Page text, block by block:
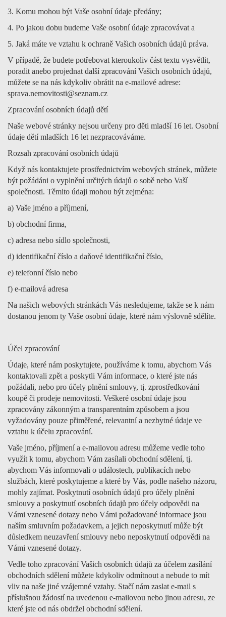
3. Komu mohou být Vaše osobní údaje předány;
4. Po jakou dobu budeme Vaše osobní údaje zpracovávat a
5. Jaká máte ve vztahu k ochraně Vašich osobních údajů práva.
V případě, že budete potřebovat kteroukoliv část textu vysvětlit,
poradit anebo projednat další zpracování Vašich osobních údajů,
můžete se na nás kdykoliv obrátit na e-mailové adrese:
sprava.nemovitosti@seznam.cz
Zpracování osobních údajů dětí
Naše webové stránky nejsou určeny pro děti mladší 16 let. Osobní
údaje dětí mladších 16 let nezpracováváme.
Rozsah zpracování osobních údajů
Když nás kontaktujete prostřednictvím webových stránek, můžete
být požádáni o vyplnění určitých údajů o sobě nebo Vaší
společnosti. Těmito údaji mohou být zejména:
a) Vaše jméno a příjmení,
b) obchodní firma,
c) adresa nebo sídlo společnosti,
d) identifikační číslo a daňové identifikační číslo,
e) telefonní číslo nebo
f) e-mailová adresa
Na našich webových stránkách Vás nesledujeme, takže se k nám
dostanou jenom ty Vaše osobní údaje, které nám výslovně sdělíte.
Účel zpracování
Údaje, které nám poskytujete, používáme k tomu, abychom Vás
kontaktovali zpět a poskytli Vám informace, o které jste nás
požádali, nebo pro účely plnění smlouvy, tj. zprostředkování
koupě či prodeje nemovitosti. Veškeré osobní údaje jsou
zpracovány zákonným a transparentním způsobem a jsou
vyžadovány pouze přiměřené, relevantní a nezbytné údaje ve
vztahu k účelu zpracování.
Vaše jméno, příjmení a e-mailovou adresu můžeme vedle toho
využít k tomu, abychom Vám zasílali obchodní sdělení, tj.
abychom Vás informovali o událostech, publikacích nebo
službách, které poskytujeme a které by Vás, podle našeho názoru,
mohly zajímat. Poskytnutí osobních údajů pro účely plnění
smlouvy a poskytnutí osobních údajů pro účely odpovědi na
Vámi vznesené dotazy nebo Vámi požadované informace jsou
naším smluvním požadavkem, a jejich neposkytnutí může být
důsledkem neuzavření smlouvy nebo neposkytnutí odpovědi na
Vámi vznesené dotazy.
Vedle toho zpracování Vašich osobních údajů za účelem zasílání
obchodních sdělení můžete kdykoliv odmítnout a nebude to mít
vliv na naše jiné vzájemné vztahy. Stačí nám zaslat e-mail s
příslušnou žádostí na uvedenou e-mailovou nebo jinou adresu, ze
které jste od nás obdržel obchodní sdělení.